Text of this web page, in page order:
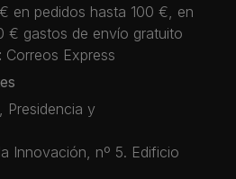
en pedidos hasta 100 €, en
€ gastos de envío gratuito
Correos Express
Presidencia y
Innovación, nº 5. Edificio